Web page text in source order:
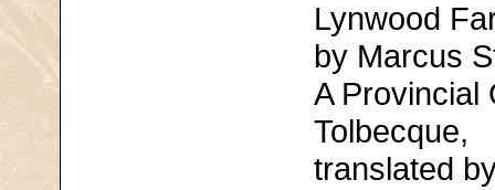
Lynwood
by Marcus
A Provincial
Tolbecque,
translated